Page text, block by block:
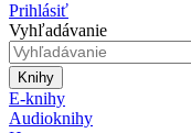
Prihlásiť
Vyhľadávanie
Knihy
E-knihy
Audioknihy